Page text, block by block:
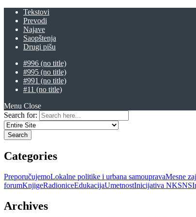
Tekstovi
Prevodi
Najave
Saopštenja
Drugi pišu
#996 (no title)
#995 (no title)
#991 (no title)
#11 (no title)
Menu Close
Search for:
Categories
PreporučujemoLokalne politike i urbana samoupravaMesne
forumKnjigeRadioniceEdukacijaUmetnostInicijativa NKSNS
Archives